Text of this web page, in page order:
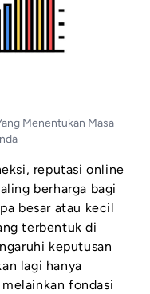
Menentukan Masa
reputasi online
berharga bagi
besar atau kecil
terbentuk di
keputusan
lagi hanya
fondasi